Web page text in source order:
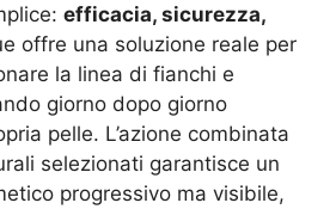
efficacia, sicurezza,
offre una soluzione reale per
la linea di fianchi e
giorno dopo giorno
pelle. L’azione combinata
selezionati garantisce un
progressivo ma visibile,